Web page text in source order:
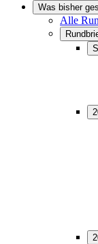
Was bisher
Alle